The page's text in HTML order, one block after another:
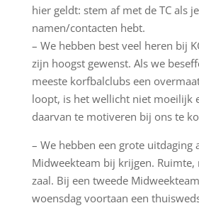
hier geldt: stem af met de TC als je
namen/contacten hebt.
– We hebben best veel heren bij
zijn hoogst gewenst. Als we
meeste korfbalclubs een
loopt, is het wellicht niet moeilijk
daarvan te motiveren bij ons te
– We hebben een grote uitdaging
Midweekteam bij krijgen. Ruimte,
zaal. Bij een tweede
woensdag voortaan een